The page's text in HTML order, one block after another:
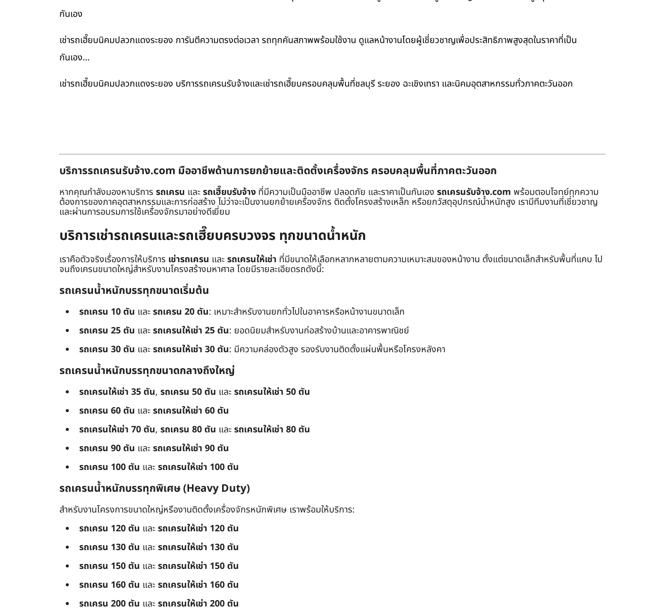
กันเอง
เช่ารถเฮี๊ยบนิคมปลวกแดงระยอง การันตีความตรงต่อเวลา รถทุกคันสภาพพร้อมใช้งาน ดูแลหน้างานโดยผู้เชี่ยวชาญเพื่อประสิทธิภาพสูงสุดในราคาที่เป็น
กันเอง…
เช่ารถเฮี๊ยบนิคมปลวกแดงระยอง บริการรถเครนรับจ้างและเช่ารถเฮี๊ยบครอบคลุมพื้นที่ชลบุรี ระยอง ฉะเชิงเทรา และนิคมอุตสาหกรรมทั่วภาคตะวันออก
บริการรถเครนรับจ้าง.com มืออาชีพด้านการยกย้ายและติดตั้งเครื่องจักร ครอบคลุมพื้นที่ภาคตะวันออก
หากคุณกำลังมองหาบริการ รถเครน และรถเฮี๊ยบรับจ้าง ที่มีความเป็นมืออาชีพ ปลอดภัย และราคาเป็นกันเอง รถเครนรับจ้าง.com พร้อมตอบโจทย์ทุกความ
ต้องการของภาคอุตสาหกรรมและการก่อสร้าง ไม่ว่าจะเป็นงานยกย้ายเครื่องจักร ติดตั้งโครงสร้างเหล็ก หรือยกวัสดุอุปกรณ์น้ำหนักสูง เรามีทีมงานที่เชี่ยวชาญ
และผ่านการอบรมการใช้เครื่องจักรมาอย่างดีเยี่ยม
บริการเช่ารถเครนและรถเฮี๊ยบครบวงจร ทุกขนาดน้ำหนัก
เราคือตัวจริงเรื่องการให้บริการ เช่ารถเครน และรถเครนให้เช่า ที่มีขนาดให้เลือกหลากหลายตามความเหมาะสมของหน้างาน ตั้งแต่ขนาดเล็กสำหรับพื้นที่แคบ ไป
จนถึงเครนขนาดใหญ่สำหรับงานโครงสร้างมหาศาล โดยมีรายละเอียดรถดังนี้:
รถเครนน้ำหนักบรรทุกขนาดเริ่มต้น
รถเครน 10 ตัน และรถเครน 20 ตัน: เหมาะสำหรับงานยกทั่วไปในอาคารหรือหน้างานขนาดเล็ก
รถเครน 25 ตัน และรถเครนให้เช่า 25 ตัน: ยอดนิยมสำหรับงานก่อสร้างบ้านและอาคารพาณิชย์
รถเครน 30 ตัน และรถเครนให้เช่า 30 ตัน: มีความคล่องตัวสูง รองรับงานติดตั้งแผ่นพื้นหรือโครงหลังคา
รถเครนน้ำหนักบรรทุกขนาดกลางถึงใหญ่
รถเครนให้เช่า 35 ตัน, รถเครน 50 ตัน และรถเครนให้เช่า 50 ตัน
รถเครน 60 ตัน และรถเครนให้เช่า 60 ตัน
รถเครนให้เช่า 70 ตัน, รถเครน 80 ตัน และรถเครนให้เช่า 80 ตัน
รถเครน 90 ตัน และรถเครนให้เช่า 90 ตัน
รถเครน 100 ตัน และรถเครนให้เช่า 100 ตัน
รถเครนน้ำหนักบรรทุกพิเศษ (Heavy Duty)
สำหรับงานโครงการขนาดใหญ่หรืองานติดตั้งเครื่องจักรหนักพิเศษ เราพร้อมให้บริการ:
รถเครน 120 ตัน และรถเครนให้เช่า 120 ตัน
รถเครน 130 ตัน และรถเครนให้เช่า 130 ตัน
รถเครน 150 ตัน และรถเครนให้เช่า 150 ตัน
รถเครน 160 ตัน และรถเครนให้เช่า 160 ตัน
รถเครน 200 ตัน และรถเครนให้เช่า 200 ตัน